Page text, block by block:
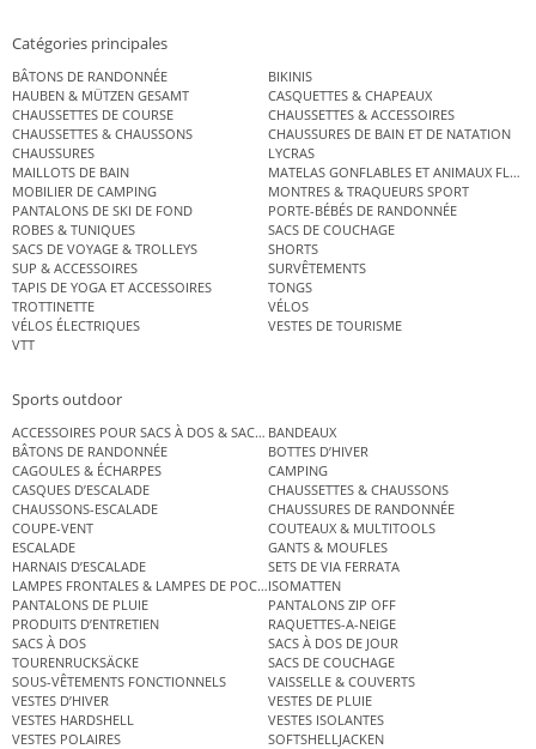
Catégories principales
BÂTONS DE RANDONNÉE
BIKINIS
HAUBEN & MÜTZEN GESAMT
CASQUETTES & CHAPEAUX
CHAUSSETTES DE COURSE
CHAUSSETTES & ACCESSOIRES
CHAUSSETTES & CHAUSSONS
CHAUSSURES DE BAIN ET DE NATATION
CHAUSSURES
LYCRAS
MAILLOTS DE BAIN
MATELAS GONFLABLES ET ANIMAUX
MOBILIER DE CAMPING
MONTRES & TRAQUEURS SPORT
PANTALONS DE SKI DE FOND
PORTE-BÉBÉS DE RANDONNÉE
ROBES & TUNIQUES
SACS DE COUCHAGE
SACS DE VOYAGE & TROLLEYS
SHORTS
SUP & ACCESSOIRES
SURVÊTEMENTS
TAPIS DE YOGA ET ACCESSOIRES
TONGS
TROTTINETTE
VÉLOS
VÉLOS ÉLECTRIQUES
VESTES DE TOURISME
VTT
Sports outdoor
ACCESSOIRES POUR SACS À DOS & SACS ÉTANCHES
BANDEAUX
BÂTONS DE RANDONNÉE
BOTTES D’HIVER
CAGOULES & ÉCHARPES
CAMPING
CASQUES D’ESCALADE
CHAUSSETTES & CHAUSSONS
CHAUSSONS-ESCALADE
CHAUSSURES DE RANDONNÉE
COUPE-VENT
COUTEAUX & MULTITOOLS
ESCALADE
GANTS & MOUFLES
HARNAIS D’ESCALADE
SETS DE VIA FERRATA
LAMPES FRONTALES & LAMPES DE POCHEISOMATTEN
PANTALONS DE PLUIE
PANTALONS ZIP OFF
PRODUITS D’ENTRETIEN
RAQUETTES-A-NEIGE
SACS À DOS
SACS À DOS DE JOUR
TOURENRUCKSÄCKE
SACS DE COUCHAGE
SOUS-VÊTEMENTS FONCTIONNELS
VAISSELLE & COUVERTS
VESTES D’HIVER
VESTES DE PLUIE
VESTES HARDSHELL
VESTES ISOLANTES
VESTES POLAIRES
SOFTSHELLJACKEN